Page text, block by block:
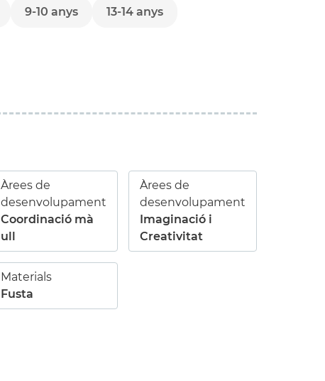
9-10 anys
13-14 anys
Àrees de
desenvolupament
Coordinació mà
ull
Àrees de
desenvolupament
Imaginació i
Creativitat
Materials
Fusta